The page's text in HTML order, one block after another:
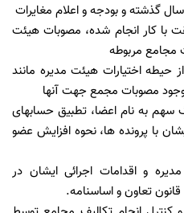
گذشته و بودجه و اعلام مغایرات
با کار انجام شده، مصوبات هیئت
مجامع مربوطه
حیطه اختیارات هیئت مدیره مانند
وجود مصوبات مجمع جهت آنها
سهم به نام اعضا، تطبیق حسابهای
با پرونده ها، نحوه افزایش عضو
و اقدامات اجرائی ایشان در
تعاون و اساسنامه.